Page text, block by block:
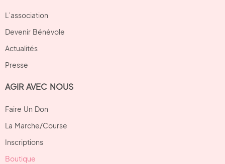
L’association
Devenir Bénévole
Actualités
Presse
AGIR AVEC NOUS
Faire Un Don
La Marche/Course
Inscriptions
Boutique